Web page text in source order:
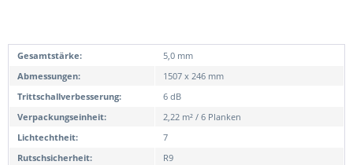
Gesamtstärke:
5,0 mm
Abmessungen:
1507 x 246 mm
Trittschallverbesserung:
6 dB
Verpackungseinheit:
2,22 m² / 6 Planken
Lichtechtheit:
7
Rutschsicherheit:
R9